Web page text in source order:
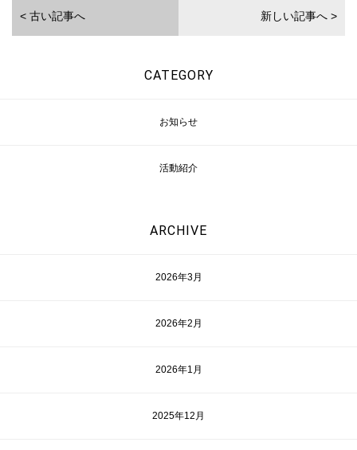
< 古い記事へ 新しい記事へ >
CATEGORY
お知らせ
活動紹介
ARCHIVE
2026年3月
2026年2月
2026年1月
2025年12月